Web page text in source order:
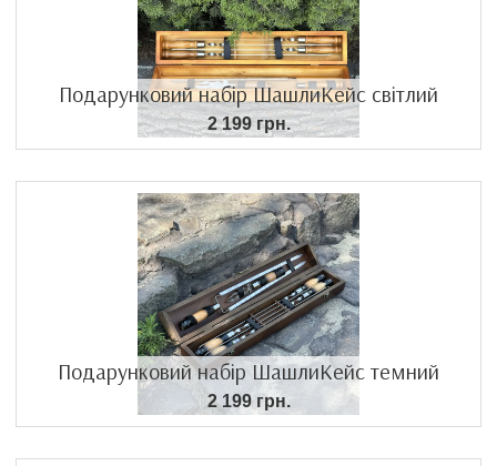
Подарунковий набір ШашлиКейс світлий
2 199 грн.
Подарунковий набір ШашлиКейс темний
2 199 грн.